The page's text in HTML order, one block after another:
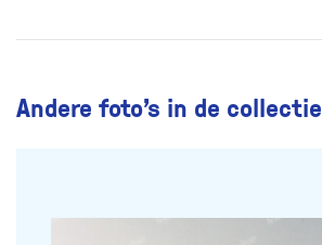
Andere foto’s in de collectie